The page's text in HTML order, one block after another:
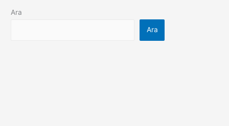
Ara
Ara